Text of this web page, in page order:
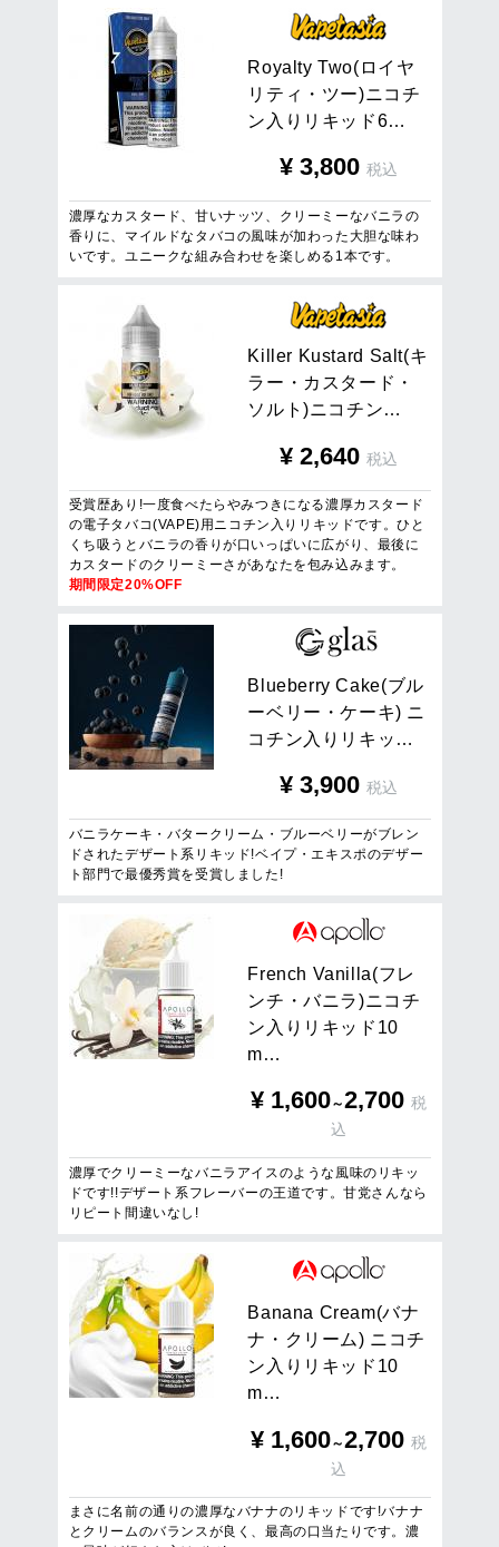
Roya lty Two( ロ イ ヤ
リ テ ィ ・ ツー)ニコ チ
ン 入 り リ キ ッ ド6…
¥ 3,800 税込
濃厚なカスタード、甘いナッツ、クリーミーなバニラの
香りに、マイルドなタバコの風味が加わった大胆な味わ
いです。ユニークな組み合わせを楽しめる1本です。
Ki er Kustard Sa lt(キ
ラ ー ・ カ ス タ ー ド ・
ソ ル ト)ニコチ ン…
¥ 2,640 税込
受賞歴あり!一度食べたらやみつきになる濃厚カスタード
の電子タバコ(VAPE)用ニコチン入りリキッドです。ひと
くち吸うとバニラの香りが口いっぱいに広がり、最後に
カスタードのクリーミーさがあなたを包み込みます。
期間限定20%OFF
B ueberry Ca ke(ブル
ーベ リ ー ・ケーキ) ニ
コ チ ン 入 り リ キ ッ …
¥ 3,900 税込
バニラケーキ・バタークリーム・ブルーベリーがブレン
ドされたデザート系リキッド!ベイプ・エキスポのデザー
ト部門で最優秀賞を受賞しました!
French Vani la(フ レ
ンチ ・バニラ)ニコ チ
ン 入 り リ キ ッ ド 10
m…
¥ 1,600～2,700税
込
濃厚でクリーミーなバニラアイスのような風味のリキッ
ドです!!デザート系フレーバーの王道です。甘党さんなら
リピート間違いなし!
Banana Cream(バナ
ナ ・ ク リ ー ム) ニ コチ
ン 入 り リ キ ッ ド 10
m…
¥ 1,600～2,700税
込
まさに名前の通りの濃厚なバナナのリキッドです!バナナ
とクリームのバランスが良く、最高の口当たりです。濃